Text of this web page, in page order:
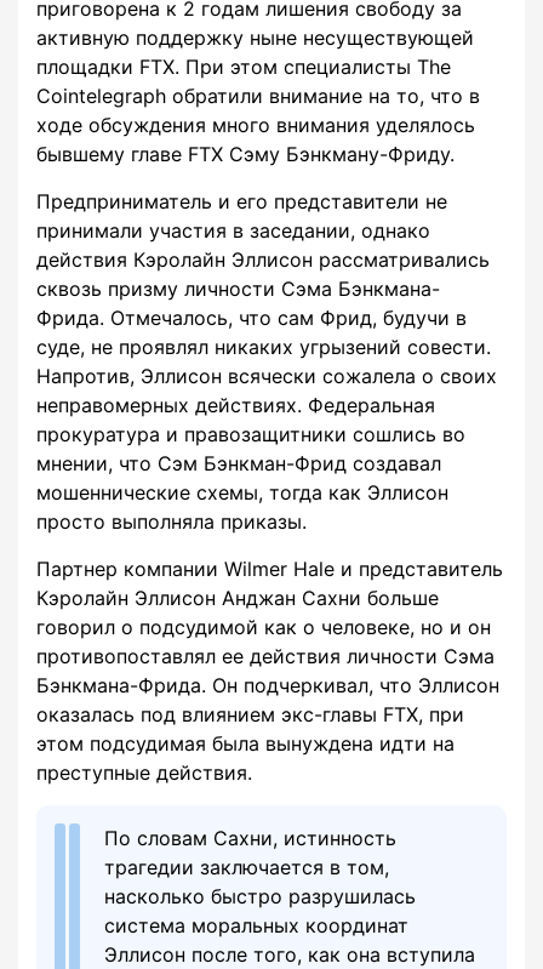
приговорена к 2 годам лишения свободу за
активную поддержку ныне несуществующей
площадки FTX. При этом специалисты The
Cointelegraph обратили внимание на то, что в
ходе обсуждения много внимания уделялось
бывшему главе FTX Сэму Бэнкману-Фриду.
Предприниматель и его представители не
принимали участия в заседании, однако
действия Кэролайн Эллисон рассматривались
сквозь призму личности Сэма Бэнкмана-
Фрида. Отмечалось, что сам Фрид, будучи в
суде, не проявлял никаких угрызений совести.
Напротив, Эллисон всячески сожалела о своих
неправомерных действиях. Федеральная
прокуратура и правозащитники сошлись во
мнении, что Сэм Бэнкман-Фрид создавал
мошеннические схемы, тогда как Эллисон
просто выполняла приказы.
Партнер компании Wilmer Hale и представитель
Кэролайн Эллисон Анджан Сахни больше
говорил о подсудимой как о человеке, но и он
противопоставлял ее действия личности Сэма
Бэнкмана-Фрида. Он подчеркивал, что Эллисон
оказалась под влиянием экс-главы FTX, при
этом подсудимая была вынуждена идти на
преступные действия.
По словам Сахни, истинность
трагедии заключается в том,
насколько быстро разрушилась
система моральных координат
Эллисон после того, как она вступила